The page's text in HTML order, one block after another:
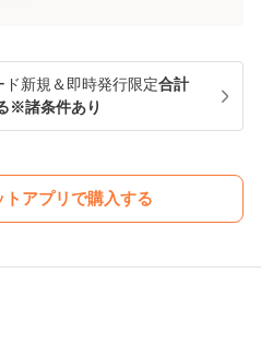
ド新規＆即時発行限定合計
※諸条件あり
アプリで購入する